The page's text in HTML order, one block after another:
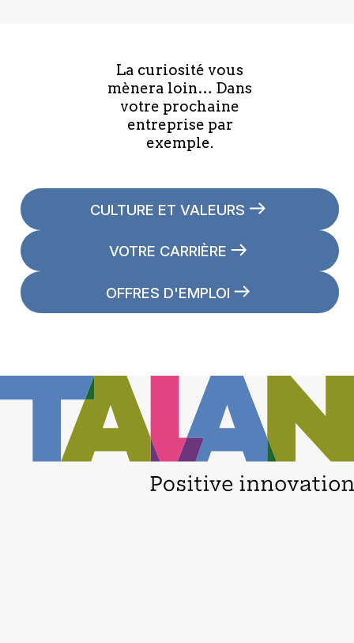
La curiosité vous
mènera loin… Dans
votre prochaine
entreprise par
exemple.
CULTURE ET VALEURS
VOTRE CARRIÈRE
OFFRES D'EMPLOI